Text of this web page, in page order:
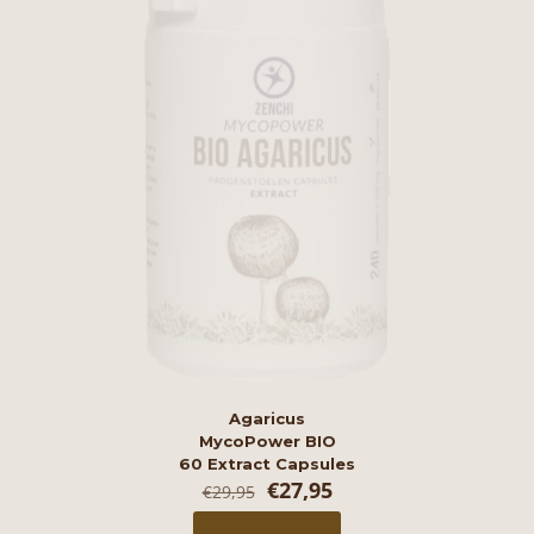
Agaricus
MycoPower BIO
60 Extract Capsules
€29,95 Oorspronkelijke
prijs
€27,95Huidige
prijs